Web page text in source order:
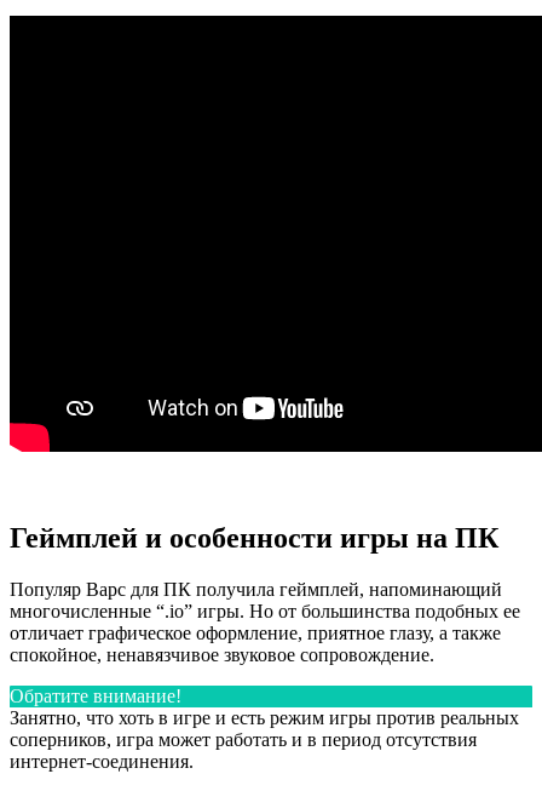
Геймплей и особенности игры на ПК
Популяр Варс для ПК получила геймплей, напоминающий
многочисленные “.io” игры. Но от большинства подобных ее
отличает графическое оформление, приятное глазу, а также
спокойное, ненавязчивое звуковое сопровождение.
Обратите внимание!
Занятно, что хоть в игре и есть режим игры против реальных
соперников, игра может работать и в период отсутствия
интернет-соединения.